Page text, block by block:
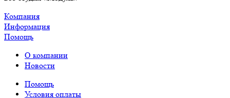
Компания
Информация
Помощь
О компании
Новости
Помощь
Условия оплаты